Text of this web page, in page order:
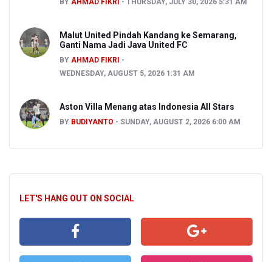
BY AHMAD FIKRI THURSDAY, JULY 30, 2026 5:31 AM
Malut United Pindah Kandang ke Semarang,
Ganti Nama Jadi Java United FC
BY AHMAD FIKRI
WEDNESDAY, AUGUST 5, 2026 1:31 AM
Aston Villa Menang atas Indonesia All Stars
BY BUDIYANTO SUNDAY, AUGUST 2, 2026 6:00 AM
LET'S HANG OUT ON SOCIAL